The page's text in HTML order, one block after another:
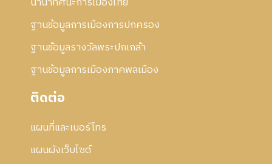
ฐานข้อมูลการเมืองการปกครอง
ฐานข้อมูลรางวัลพระปกเกล้า
ฐานข้อมูลการเมืองภาคพลเมือง
ติดต่อ
แผนที่และเบอร์โทร
แผนผังเว็บไซด์